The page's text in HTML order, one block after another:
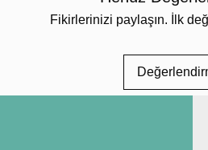
Fikirlerinizi paylaşın. İlk